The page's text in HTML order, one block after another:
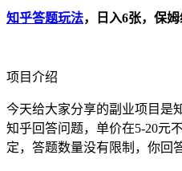
知乎答题玩法，日入6张，保
项目介绍
今天给大家分享的副业项目是
知乎回答问题，单价在5-20元
定，答题数量没有限制，你回